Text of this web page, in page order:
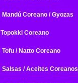
Mandú Coreano / Gyozas
Topokki Coreano
Tofu / Natto Coreano
Salsas / Aceites Coreanos